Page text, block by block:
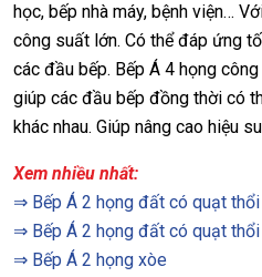
học, bếp nhà máy, bệnh viện…
công suất lớn. Có thể đáp ứng
các đầu bếp. Bếp Á 4 họng
giúp các đầu bếp đồng thời có
khác nhau. Giúp nâng cao hiệu
Xem nhiều nhất:
⇒ Bếp Á 2 họng đất có quạt
⇒ Bếp Á 2 họng đất có quạt
⇒ Bếp Á 2 họng xòe